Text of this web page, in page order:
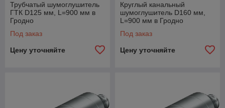
Трубчатый шумоглушитель
ГТК D125 мм, L=900 мм в
Гродно
Под заказ
Цену уточняйте
Круглый канальный
шумоглушитель D160 мм,
L=900 мм в Гродно
Под заказ
Цену уточняйте